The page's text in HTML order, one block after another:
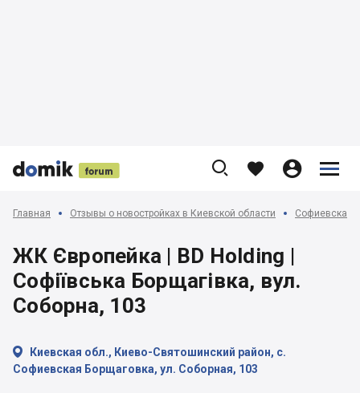


 
    


Главная Отзывы о новостройках в Киевской области Софиевская,
ЖК Європейка | BD Holding |
Софіївська Борщагівка, вул.
Соборна, 103

Киевская обл., Киево-Святошинский район, с.
Софиевская Борщаговка, ул. Соборная, 103